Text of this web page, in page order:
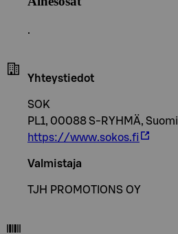
.
Yhteystiedot
SOK
PL1, 00088 S-RYHMÄ, Suomi
https://www.sokos.fi
Valmistaja
TJH PROMOTIONS OY